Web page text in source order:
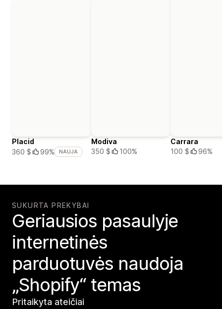
Placid
360 $
99% NAUJA
Modiva
350 $
100%
Carrara
100 $
96%
SUKURTA PREKYBAI
Geriausios pasaulyje
internetinės
parduotuvės naudoja
„Shopify“ temas
Pritaikyta ateičiai